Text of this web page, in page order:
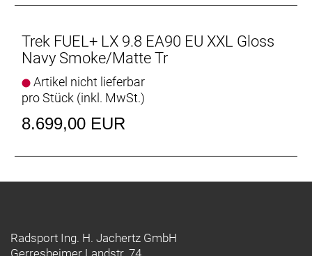
voneinander auf Beschleunigungs- und Bremskräfte
mehr Vertrauen.
Rahmen: OCLV Mountain Carbon, herausnehmbarer
Akku, verstellbarer Steuersatzwinkel, verstellbares
Hebelverhältnis, geführte interne Zug- und
Dämpferaufnahme, Unterrohrschutz, Shuttle-
Rahmengröße: M
Trek FUEL+ LX 9.8 EA90 EU XXL Gloss
Navy Smoke/Matte Tr
Artikel nicht lieferbar
pro Stück (inkl. MwSt.)
8.699,00 EUR
Radsport Ing. H. Jachertz GmbH
Gerresheimer Landstr. 74